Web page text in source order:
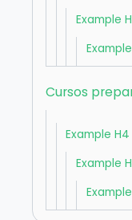
Example
Cursos
Example H4
Example